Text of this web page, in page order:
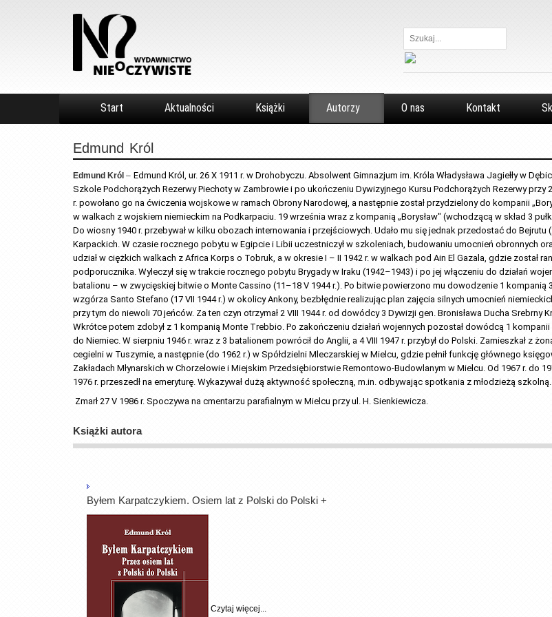
Szukaj...
Start Aktualności Książki Autorzy O nas Kontakt
Edmund Król
Edmund Król – Edmund Król, ur. 26 X 1911 r. w Drohobyczu. Absolwent Gimnazjum im. Króla Władysława Jagiełły w
Szkole Podchorążych Rezerwy Piechoty w Zambrowie i po ukończeniu Dywizyjnego Kursu Podchorążych Rezerwy przy
r. powołano go na ćwiczenia wojskowe w ramach Obrony Narodowej, a następnie został przydzielony do kompanii
w walkach z wojskiem niemieckim na Podkarpaciu. 19 września wraz z kompanią „Borysław" (wchodzącą w skład 3
Do wiosny 1940 r. przebywał w kilku obozach internowania i przejściowych. Udało mu się jednak przedostać do
Karpackich. W czasie rocznego pobytu w Egipcie i Libii uczestniczył w szkoleniach, budowaniu umocnień obronnych
udział w ciężkich walkach z Africa Korps o Tobruk, a w okresie I – II 1942 r. w walkach pod Ain El Gazala, gdzie został
podporucznika. Wyleczył się w trakcie rocznego pobytu Brygady w Iraku (1942–1943) i po jej włączeniu do działań
batalionu – w zwycięskiej bitwie o Monte Cassino (11–18 V 1944 r.). Po bitwie powierzono mu dowodzenie 1
wzgórza Santo Stefano (17 VII 1944 r.) w okolicy Ankony, bezbłędnie realizując plan zajęcia silnych umocnień
przy tym do niewoli 70 jeńców. Za ten czyn otrzymał 2 VIII 1944 r. od dowódcy 3 Dywizji gen. Bronisława Ducha
Wkrótce potem zdobył z 1 kompanią Monte Trebbio. Po zakończeniu działań wojennych pozostał dowódcą 1
do Niemiec. W sierpniu 1946 r. wraz z 3 batalionem powrócił do Anglii, a 4 VIII 1947 r. przybył do Polski. Zamieszkał z
cegielni w Tuszymie, a następnie (do 1962 r.) w Spółdzielni Mleczarskiej w Mielcu, gdzie pełnił funkcję głównego
Zakładach Młynarskich w Chorzelowie i Miejskim Przedsiębiorstwie Remontowo-Budowlanym w Mielcu. Od 1967 r. do
1976 r. przeszedł na emeryturę. Wykazywał dużą aktywność społeczną, m.in. odbywając spotkania z młodzieżą szkolną.
Zmarł 27 V 1986 r. Spoczywa na cmentarzu parafialnym w Mielcu przy ul. H. Sienkiewicza.
Książki autora
Byłem Karpatczykiem. Osiem lat z Polski do Polski +
Czytaj więcej...